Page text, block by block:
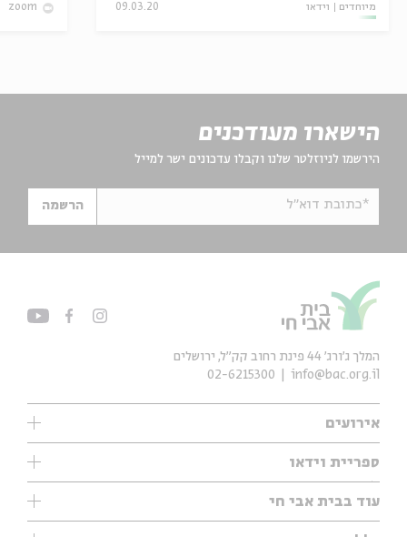
מיוחדים וידאו 09.03.20
zoom
הישארו מעודכנים
הירשמו לניוזלטר שלנו וקבלו עדכונים ישר למייל
*כתובת דוא"ל הרשמה
אירועים
עיון
אנגלית
ספריית וידאו
ילדים
מוזיקה
עיון
עוד בבית אבי חי
תערוכות
המלך ג'ורג' 44 פינת רחוב קק״ל, ירושלים
info@bac.org.il
02-6215300